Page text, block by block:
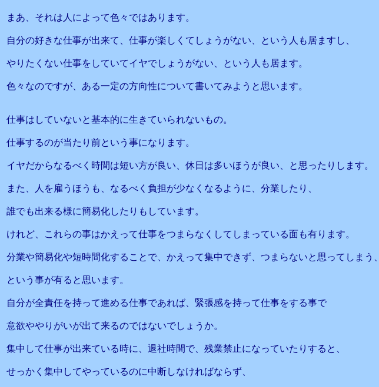
まあ、それは人によって色々ではあります。
自分の好きな仕事が出来て、仕事が楽しくてしょうがない、という人も居ますし、
やりたくない仕事をしていてイヤでしょうがない、という人も居ます。
色々なのですが、ある一定の方向性について書いてみようと思います。
仕事はしていないと基本的に生きていられないもの。
仕事するのが当たり前という事になります。
イヤだからなるべく時間は短い方が良い、休日は多いほうが良い、と思ったりします。
また、人を雇うほうも、なるべく負担が少なくなるように、分業したり、
誰でも出来る様に簡易化したりもしています。
けれど、これらの事はかえって仕事をつまらなくしてしまっている面も有ります。
分業や簡易化や短時間化することで、かえって集中できず、つまらないと思ってしまう、
という事が有ると思います。
自分が全責任を持って進める仕事であれば、緊張感を持って仕事をする事で
意欲ややりがいが出て来るのではないでしょうか。
集中して仕事が出来ている時に、退社時間で、残業禁止になっていたりすると、
せっかく集中してやっているのに中断しなければならず、